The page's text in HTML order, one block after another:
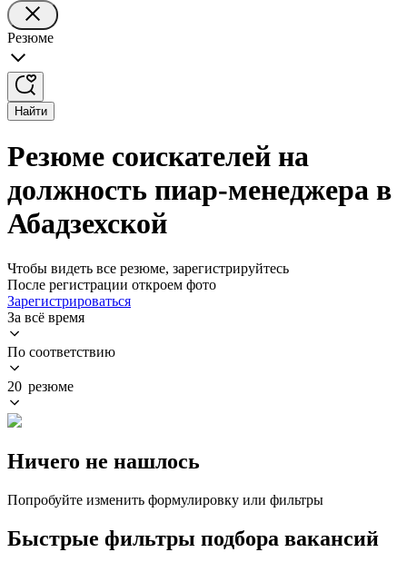
Резюме
Найти
Резюме соискателей на
должность пиар-менеджера в
Абадзехской
Чтобы видеть все резюме, зарегистрируйтесь
После регистрации откроем фото
Зарегистрироваться
За всё время
По соответствию
20 резюме
Ничего не нашлось
Попробуйте изменить формулировку или фильтры
Быстрые фильтры подбора вакансий